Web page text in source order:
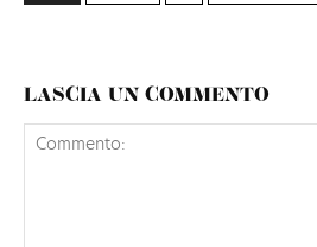
LASCIA UN COMMENTO